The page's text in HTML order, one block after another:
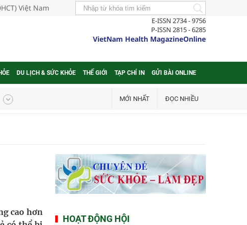
Việt Nam
E-ISSN 2734 - 9756
P-ISSN 2815 - 6285
VietNam Health MagazineOnline
DU LỊCH & SỨC KHỎE THẾ GIỚI TẠP CHÍ IN GỬI BÀI ONLINE
MỚI NHẤT ĐỌC NHIỀU
cao hơn
HOẠT ĐỘNG HỘI